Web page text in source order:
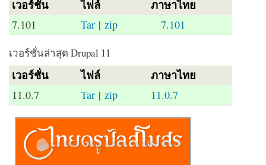
เวอร์ชั่น ไฟล์ ภาษาไทย
7.101 Tar |zip 7.101
เวอร์ชั่นล่าสุด Drupal 11
เวอร์ชั่น ไฟล์ ภาษาไทย
11.0.7 Tar | zip 11.0.7